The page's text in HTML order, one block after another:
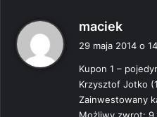
maciek
i
z
e
:
29 maja 2014 o
Kupon 1 –
Krzysztof Jotko
Zainwestowany